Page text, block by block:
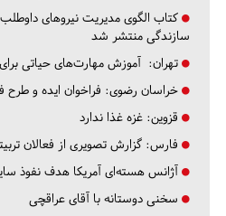
کتاب الگوی مدیریت نیروهای
سازندگی منتشر شد
تهران: آموزش مهارت‌های حیاتی
خراسان رضوی: فراخوان ایده و
قزوین: غزه غذا ندارد
فارس: گزارش تصویری از فعالان
آژانس هسته‌ای آمریکا هدف نفوذ
سخنی دوستانه با آقای عراقچی